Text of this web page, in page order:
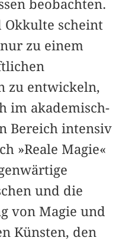
beobachten.
Okkulte scheint
zu einem
zu entwickeln,
im akademisch-
Bereich intensiv
»Reale Magie«
und die
von Magie und
Künsten, den